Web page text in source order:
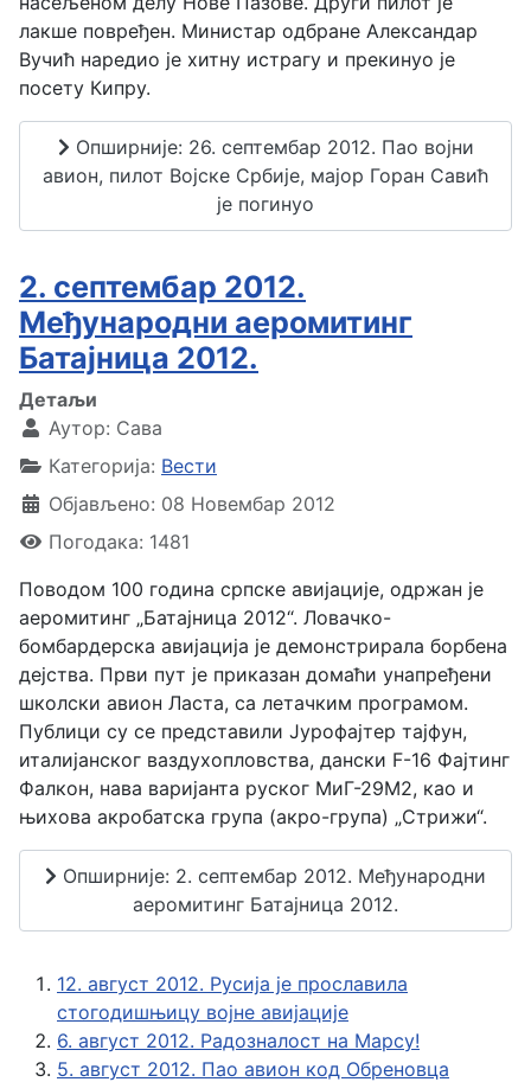
лакше повређен. Министар одбране Александар
Вучић наредио је хитну истрагу и прекинуо је
посету Кипру.
Опширније: 26. септембар 2012. Пао војни
авион, пилот Војске Србије, мајор Горан Савић
је погинуо
2. септембар 2012.
Међународни аеромитинг
Батајница 2012.
Детаљи
Аутор: Сава
Категорија: Вести
Објављено: 08 Новембар 2012
Погодака: 1481
Поводом 100 година српске авијације, одржан је
аеромитинг „Батајница 2012“. Ловачко-
бомбардерска авијација је демонстрирала борбена
дејства. Први пут је приказан домаћи унапређени
школски авион Ласта, са летачким програмом.
Публици су се представили Јурофајтер тајфун,
италијанског ваздухопловства, дански F-16 Фајтинг
Фалкон, нава варијанта руског МиГ-29М2, као и
њихова акробатска група (акро-група) „Стрижи“.
Опширније: 2. септембар 2012. Међународни
аеромитинг Батајница 2012.
12. август 2012. Русија је прославила
стогодишњицу војне авијације
6. август 2012. Радозналост на Марсу!
5. август 2012. Пао авион код Обреновца